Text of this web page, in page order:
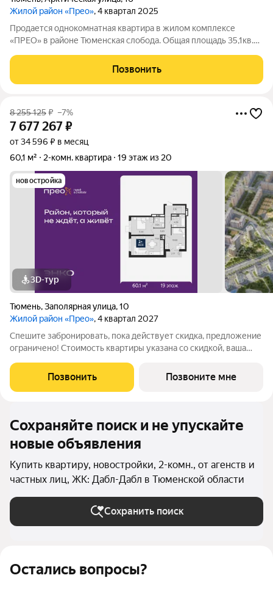
Остались вопросы?
Жилой район «Прео», 4 квартал 2025
Продается однокомнатная квартира в жилом комплексе
«ПРЕО» в районе Тюменская слобода. Общая площадь 35,1кв.м.
стяжка пола, выровнены стены "под маяк", установлены
розетки и выключатели. Панорамные
Позвонить
8 255 125₽ –7%
7 677 267₽
от 34 596 ₽ в месяц
60,1 м²
2-комн. квартира 19 этаж из 20
новостройка
3D-тур
Тюмень,Заполярная улица,10
Жилой район «Прео», 4 квартал 2027
Спешите забронировать, пока действует скидка, предложение
ограничено! Стоимость квартиры указана со скидкой, ваша
расскажем. Просторная 2-комн. квартира с предчистовой
отделкой в ЖК "Прео"
Позвонить Позвоните мне
Сохраняйте поиск и не упускайте
новые объявления
Купить квартиру, новостройки, 2-комн., от агенств и
частных лиц, ЖК: Дабл-Дабл в Тюменской области
Сохранить поиск